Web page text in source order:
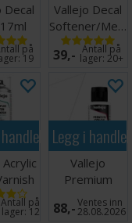
Decal
på
19
Vallejo Decal
Softener/
- 17ml
39,- Antall på
lager:20+
Antall på
lager: 12
Legg i
Vallejo
Premium
Varnish Matt
60ml
88,-Ventes inn
28.08.2026